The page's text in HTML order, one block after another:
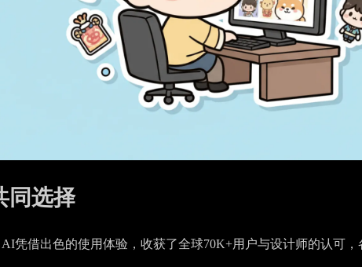
同选择
凭借出色的使用体验，收获了全球70K+用户与设计师的认可